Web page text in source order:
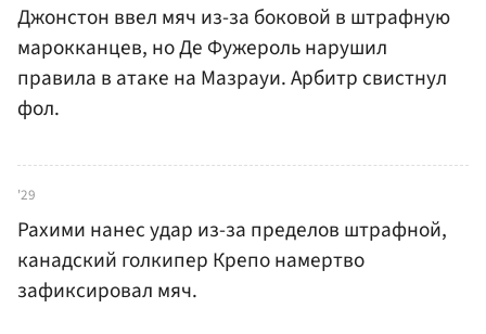
Джонстон ввел мяч из-за боковой в штрафную
марокканцев, но Де Фужероль нарушил
правила в атаке на Мазрауи. Арбитр свистнул
фол.
'29
Рахими нанес удар из-за пределов штрафной,
канадский голкипер Крепо намертво
зафиксировал мяч.